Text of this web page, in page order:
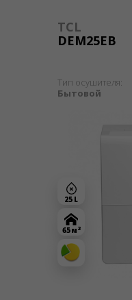
TCL
DEM25EB
Тип осушителя:
Бытовой
25 L
65 м 2